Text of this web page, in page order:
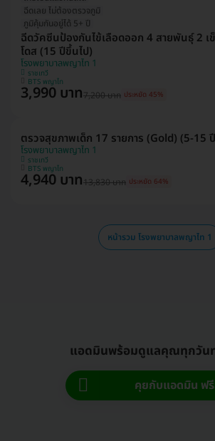
ฉีดเลย ไม่ต้องตรวจภูมิ
ภูมิคุ้มกันอยู่ได้ 5+ ปี
ฉีดวัคซีนป้องกันไข้เลือดออก 4 สายพันธุ์ 2 เ
โดส (15 ปีขึ้นไป)
โรงพยาบาลพญาไท 1
ราชเทวี
BTS พญาไท
3,990 บาท7,200 บาท ประหยัด 45%
ตรวจสุขภาพเด็ก 17 รายการ (Gold) (5-15
โรงพยาบาลพญาไท 1
ราชเทวี
BTS พญาไท
4,940 บาท13,830 บาท ประหยัด 64%
หน้ารวม โรงพยาบาลพญาไท 1
แอดมินพร้อมดูแลคุณทุกวัน
คุยกับแอดมิน ฟ